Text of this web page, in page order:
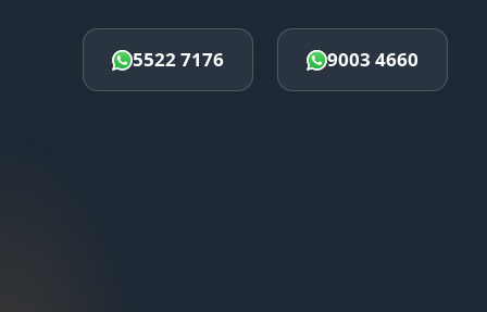
5522 7176 9003 4660